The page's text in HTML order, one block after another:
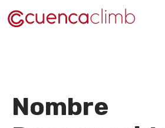
Saltar
al
Nombre